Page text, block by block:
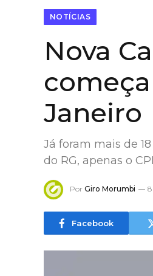
NOTÍCIAS
Nova
Janeiro
Já foram mais de
do RG, apenas o
Por Giro Morumbi
Facebook